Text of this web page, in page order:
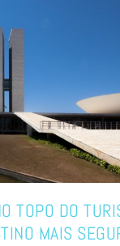
TOPO DO
MAIS